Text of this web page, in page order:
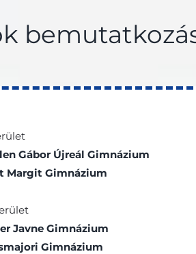
Gábor Újreál Gimnázium
Margit Gimnázium
Javne Gimnázium
Gimnázium